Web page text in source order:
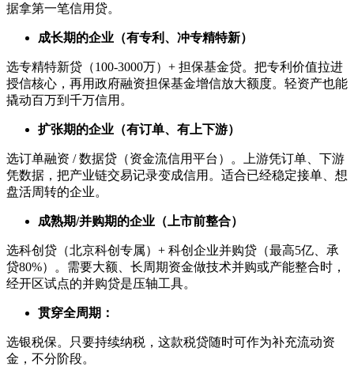
据拿第一笔信用贷。
成长期的企业（有专利、冲专精特新）
选专精特新贷（100-3000万）+ 担保基金贷。把专利价值拉进
授信核心，再用政府融资担保基金增信放大额度。轻资产也能
撬动百万到千万信用。
扩张期的企业（有订单、有上下游）
选订单融资 / 数据贷（资金流信用平台）。上游凭订单、下游
凭数据，把产业链交易记录变成信用。适合已经稳定接单、想
盘活周转的企业。
成熟期/并购期的企业（上市前整合）
选科创贷（北京科创专属）+ 科创企业并购贷（最高5亿、承
贷80%）。需要大额、长周期资金做技术并购或产能整合时，
经开区试点的并购贷是压轴工具。
贯穿全周期：
选银税保。只要持续纳税，这款税贷随时可作为补充流动资
金，不分阶段。